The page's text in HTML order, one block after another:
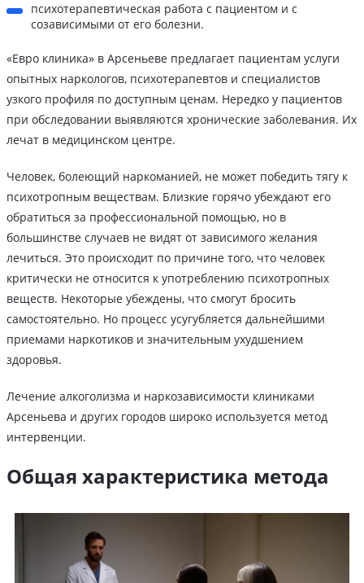
психотерапевтическая работа с пациентом и с
созависимыми от его болезни.
«Евро клиника» в Арсеньеве предлагает пациентам услуги
опытных наркологов, психотерапевтов и специалистов
узкого профиля по доступным ценам. Нередко у пациентов
при обследовании выявляются хронические заболевания. Их
лечат в медицинском центре.
Человек, болеющий наркоманией, не может победить тягу к
психотропным веществам. Близкие горячо убеждают его
обратиться за профессиональной помощью, но в
большинстве случаев не видят от зависимого желания
лечиться. Это происходит по причине того, что человек
критически не относится к употреблению психотропных
веществ. Некоторые убеждены, что смогут бросить
самостоятельно. Но процесс усугубляется дальнейшими
приемами наркотиков и значительным ухудшением
здоровья.
Лечение алкоголизма и наркозависимости клиниками
Арсеньева и других городов широко используется метод
интервенции.
Общая характеристика метода